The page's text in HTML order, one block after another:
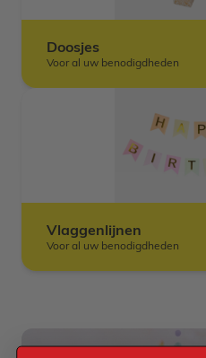
Doosjes
Voor al uw benodigdheden
Vlaggenlijnen
Voor al uw benodigdheden